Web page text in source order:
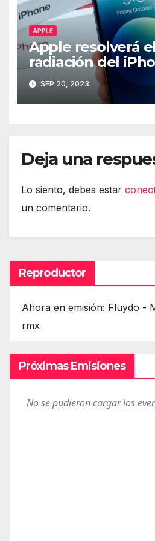
APPLE
Apple resolverá
radiación del
mediante
SEP 20, 2023
Deja una
Lo siento, debes estar
un comentario.
Reproductor
Ahora en emisión: Fluydo -
rmx
Próximas Emisiones